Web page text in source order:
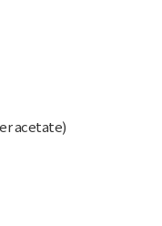
acetate)